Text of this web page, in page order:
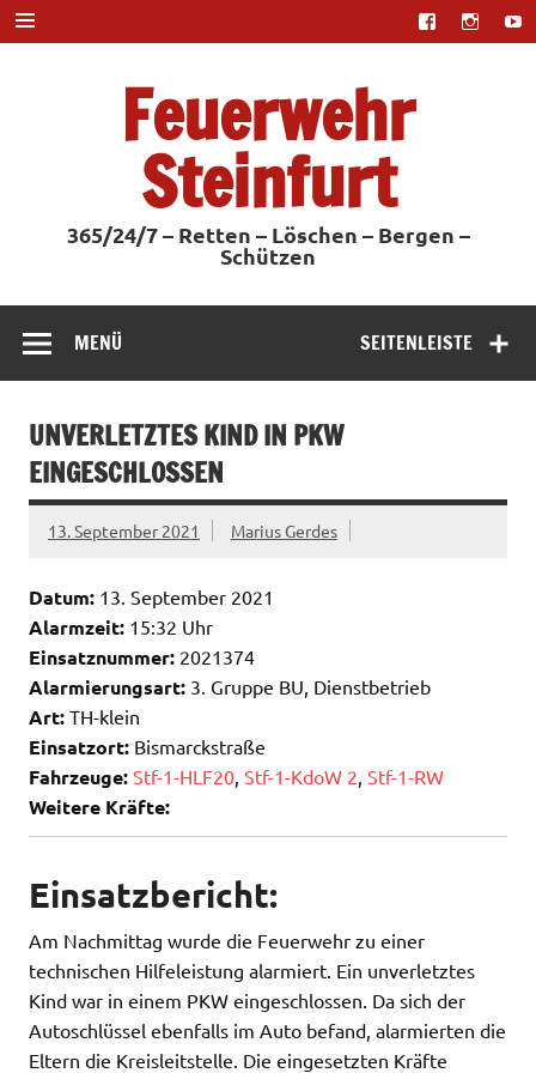
Zum
Inhalt
springen
Feuerwehr
Steinfurt
365/24/7 – Retten – Löschen – Bergen –
Schützen
SEITENLEISTE
MENÜ
UNVERLETZTES KIND IN PKW
EINGESCHLOSSEN
13. September 2021 Marius Gerdes
Datum: 13. September 2021
Alarmzeit: 15:32 Uhr
Einsatznummer: 2021374
Alarmierungsart: 3. Gruppe BU, Dienstbetrieb
Art: TH-klein
Einsatzort: Bismarckstraße
Fahrzeuge: Stf-1-HLF20 Stf-1-KdoW 2 Stf-1-RW
Weitere Kräfte:
Einsatzbericht:
Am Nachmittag wurde die Feuerwehr zu einer
technischen Hilfeleistung alarmiert. Ein unverletztes
Kind war in einem PKW eingeschlossen. Da sich der
Autoschlüssel ebenfalls im Auto befand, alarmierten die
Eltern die Kreisleitstelle. Die eingesetzten Kräfte